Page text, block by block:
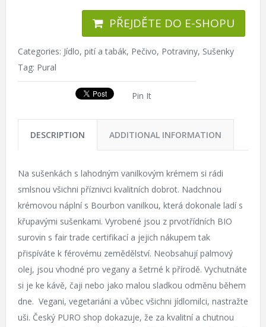
PŘEJDĚTE DO E-SHOPU
Categories: Jídlo, pití a tabák, Pečivo, Potraviny, Sušenky
Tag: Pural
Pin It
DESCRIPTION ADDITIONAL INFORMATION
Na sušenkách s lahodným vanilkovým krémem si rádi
smlsnou všichni příznivci kvalitních dobrot. Nadchnou
krémovou náplní s Bourbon vanilkou, která dokonale ladí s
křupavými sušenkami. Vyrobené jsou z prvotřídních BIO
surovin s fair trade certifikací a jejich nákupem tak
přispíváte k férovému zemědělství. Neobsahují palmový
olej, jsou vhodné pro vegany a šetrné k přírodě. Vychutnáte
si je ke kávě, čaji nebo jako malou sladkou odměnu během
dne. Vegani, vegetariáni a vůbec všichni jídlomilci, nastražte
uši. Český PURO shop dokazuje, že za kvalitní a chutnou